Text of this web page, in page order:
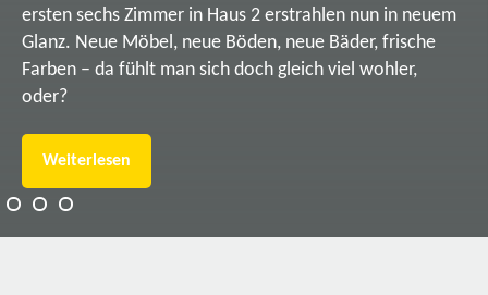
ersten sechs Zimmer in Haus 2 erstrahlen nun in neuem
Glanz. Neue Möbel, neue Böden, neue Bäder, frische
Farben – da fühlt man sich doch gleich viel wohler,
oder?
Weiterlesen